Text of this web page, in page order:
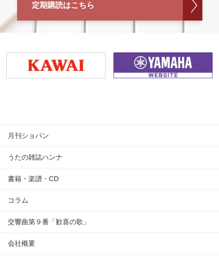
定期購読はこちら
月刊ショパン
うたの雑誌ハンナ
書籍・楽譜・CD
コラム
交響曲第９番「歓喜の歌」
会社概要